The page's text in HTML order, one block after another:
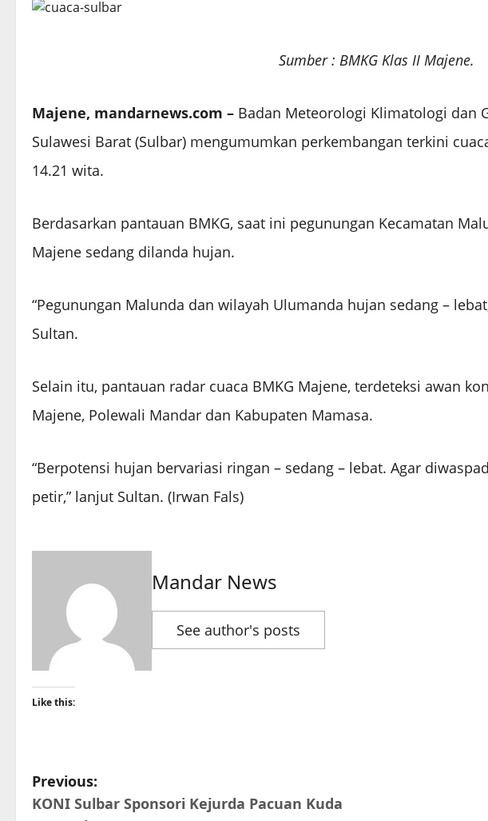
Sumber : BMKG Klas II Majene.
Majene, mandarnews.com – Badan Meteorologi Klimatologi dan
Sulawesi Barat (Sulbar) mengumumkan perkembangan terkini
14.21 wita.
Berdasarkan pantauan BMKG, saat ini pegunungan Kecamatan
Majene sedang dilanda hujan.
“Pegunungan Malunda dan wilayah Ulumanda hujan sedang –
Sultan.
Selain itu, pantauan radar cuaca BMKG Majene, terdeteksi awan
Majene, Polewali Mandar dan Kabupaten Mamasa.
“Berpotensi hujan bervariasi ringan – sedang – lebat. Agar
petir,” lanjut Sultan. (Irwan Fals)
Mandar News
See author's posts
Like this:
P
Previous:
KONI Sulbar Sponsori Kejurda Pacuan Kuda